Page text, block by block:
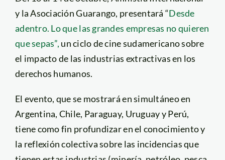
y la Asociación Guarango, presentará “Desde
adentro. Lo que las grandes empresas no quieren
que sepas”, un ciclo de cine sudamericano sobre
el impacto de las industrias extractivas en los
derechos humanos.
El evento, que se mostrará en simultáneo en
Argentina, Chile, Paraguay, Uruguay y Perú,
tiene como fin profundizar en el conocimiento y
la reflexión colectiva sobre las incidencias que